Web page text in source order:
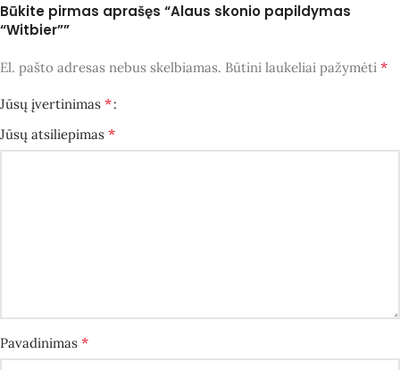
Būkite pirmas aprašęs “Alaus skonio papildymas
“Witbier””
El. pašto adresas nebus skelbiamas. Būtini laukeliai pažymėti *
Jūsų įvertinimas *
Jūsų atsiliepimas *
Pavadinimas *